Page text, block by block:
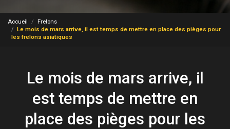
Accueil
Frelons
Le mois de mars arrive, il est temps de mettre en place des pièges pour
les frelons asiatiques
Le mois de mars arrive, il
est temps de mettre en
place des pièges pour les